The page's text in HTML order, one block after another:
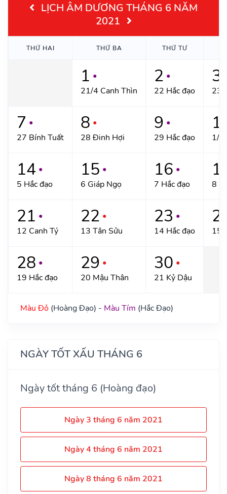
LỊCH ÂM DƯƠNG THÁNG 6 NĂM
2021
THỨ HAI THỨ BA THỨ TƯ
1 ●
21/4 Canh Thìn
2 ●
22 Hắc đạo
3
23
7 ●
27 Bính Tuất
8 ●
28 Đinh Hợi
9 ●
29 Hắc đạo 1/5
14 ●
5 Hắc đạo
15 ●
6 Giáp Ngọ
16 ●
7 Hắc đạo 8
21 ●
12 Canh Tý
22 ●
13 Tân Sửu
23 ●
14 Hắc đạo 15
28 ●
19 Hắc đạo
29 ●
20 Mậu Thân
30 ●
21 Kỷ Dậu
Màu Đỏ (Hoàng Đạo) - Màu Tím (Hắc Đạo)
NGÀY TỐT XẤU THÁNG 6
Ngày tốt tháng 6 (Hoàng đạo)
Ngày 3 tháng 6 năm 2021
Ngày 4 tháng 6 năm 2021
Ngày 8 tháng 6 năm 2021